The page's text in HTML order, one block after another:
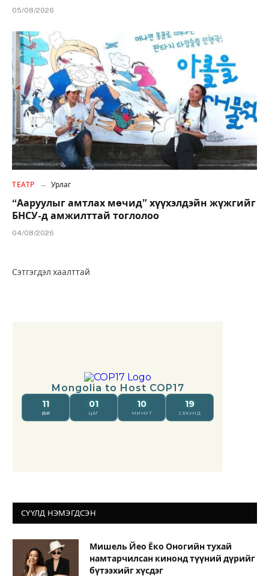
05/08/2026
ТЕАТР Урлаг
“Ааруулыг амтлах мөчид” хүүхэлдэйн жүжгийг
БНСУ-д амжилттай тоглолоо
04/08/2026
Сэтгэгдэл хаалттай
СҮҮЛД НЭМЭГДСЭН
Мишель Йео Ёко Оногийн тухай
намтарчилсан кинонд түүний дүрийг
бүтээхийг хүсдэг